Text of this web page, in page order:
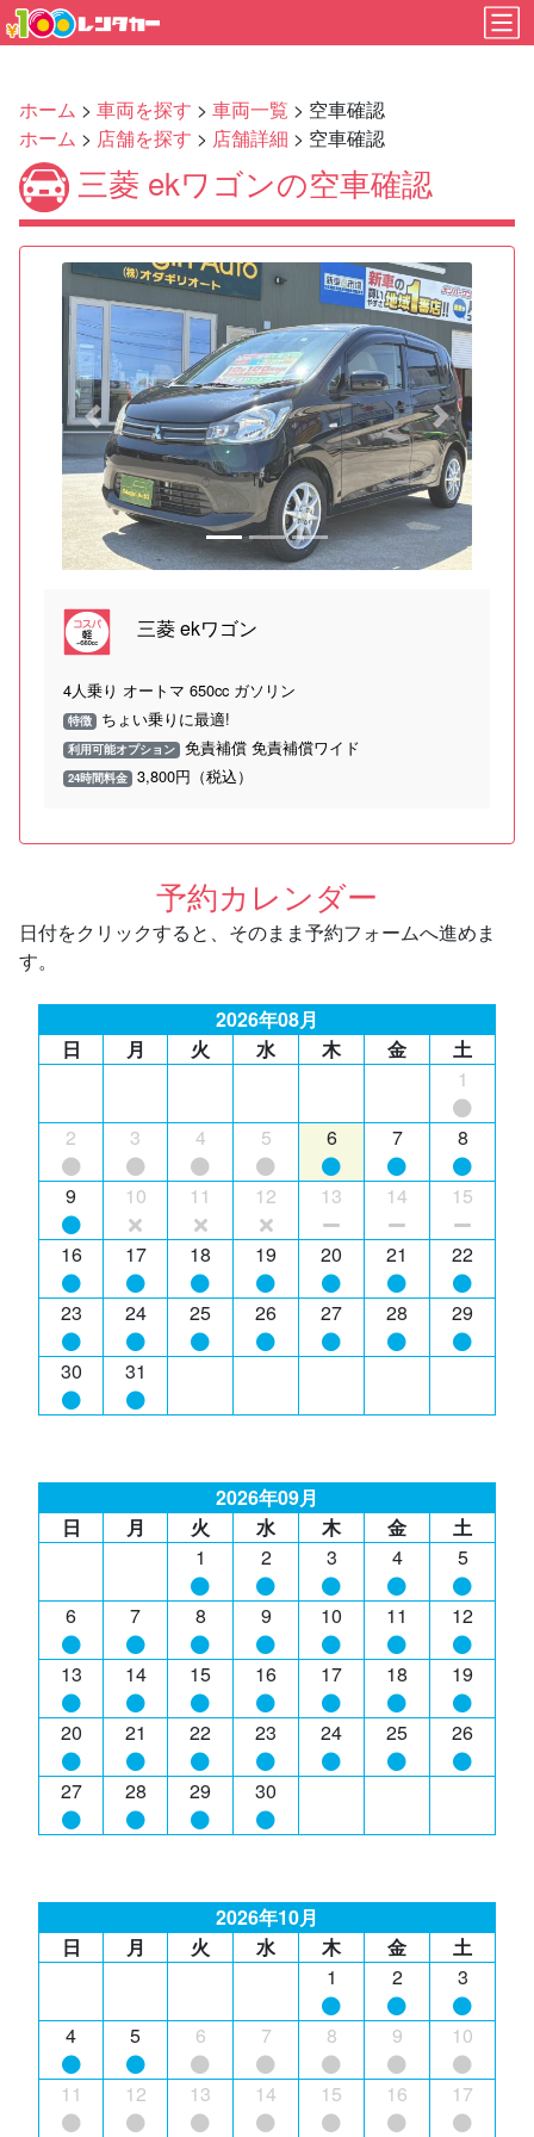
ホーム > 車両を探す > 車両一覧 > 空車確認
ホーム > 店舗を探す > 店舗詳細 > 空車確認
三菱 ekワゴンの空車確認
Previous Next
三菱 ekワゴン
4人乗り オートマ 650cc ガソリン
特徴 ちょい乗りに最適!
利用可能オプション 免責補償 免責補償ワイド
24時間料金 3,800円（税込）
予約カレンダー
日付をクリックすると、そのまま予約フォームへ進めま
す。
2026年08月
日
月 火 水 木 金
土
1
2 3 4 5 6 7 8
9 10 11 12 13 14 15
16 17 18 19 20 21 22
23 24 25 26 27 28 29
30 31
2026年09月
日
月 火 水 木 金
土
1
2 3 4 5
6 7 8 9 10 11 12
13 14 15 16 17 18 19
20 21 22 23 24 25 26
27 28 29 30
2026年10月
日
月 火 水 木 金
土
1
2 3
4 5 6 7 8 9 10
11 12 13 14 15 16 17